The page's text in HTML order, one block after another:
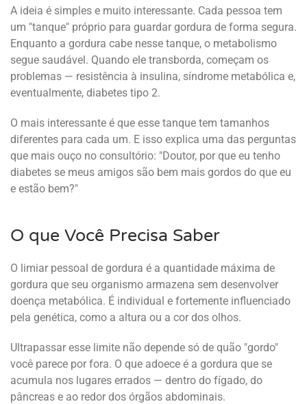
A ideia é simples e muito interessante. Cada pessoa tem
um "tanque" próprio para guardar gordura de forma segura.
Enquanto a gordura cabe nesse tanque, o metabolismo
segue saudável. Quando ele transborda, começam os
problemas — resistência à insulina, síndrome metabólica e,
eventualmente, diabetes tipo 2.
O mais interessante é que esse tanque tem tamanhos
diferentes para cada um. E isso explica uma das perguntas
que mais ouço no consultório: "Doutor, por que eu tenho
diabetes se meus amigos são bem mais gordos do que eu
e estão bem?"
O que Você Precisa Saber
O limiar pessoal de gordura é a quantidade máxima de
gordura que seu organismo armazena sem desenvolver
doença metabólica. É individual e fortemente influenciado
pela genética, como a altura ou a cor dos olhos.
Ultrapassar esse limite não depende só de quão "gordo"
você parece por fora. O que adoece é a gordura que se
acumula nos lugares errados — dentro do fígado, do
pâncreas e ao redor dos órgãos abdominais.